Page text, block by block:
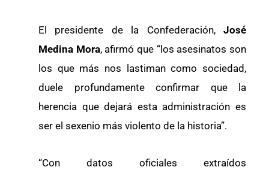
El presidente de la Confederación, José
Medina Mora, afirmó que “los asesinatos son
los que más nos lastiman como sociedad,
duele profundamente confirmar que la
herencia que dejará esta administración es
ser el sexenio más violento de la historia”.
“Con datos oficiales extraídos